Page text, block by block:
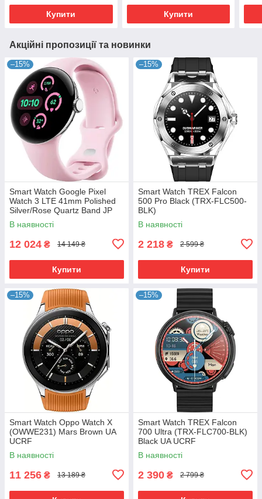
Купити Купити
Акційні пропозиції та новинки
–15%
Smart Watch Google Pixel
Watch 3 LTE 41mm Polished
Silver/Rose Quartz Band JP
В наявності
12 024 ₴ 14 149 ₴
Купити
–15%
Smart Watch TREX Falcon
500 Pro Black (TRX-FLC500-
BLK)
В наявності
2 218 ₴ 2 599 ₴
Купити
–15%
Smart Watch Oppo Watch X
(OWWE231) Mars Brown UA
UCRF
В наявності
11 256 ₴ 13 189 ₴
–15%
Smart Watch TREX Falcon
700 Ultra (TRX-FLC700-BLK)
Black UA UCRF
В наявності
2 390 ₴ 2 799 ₴